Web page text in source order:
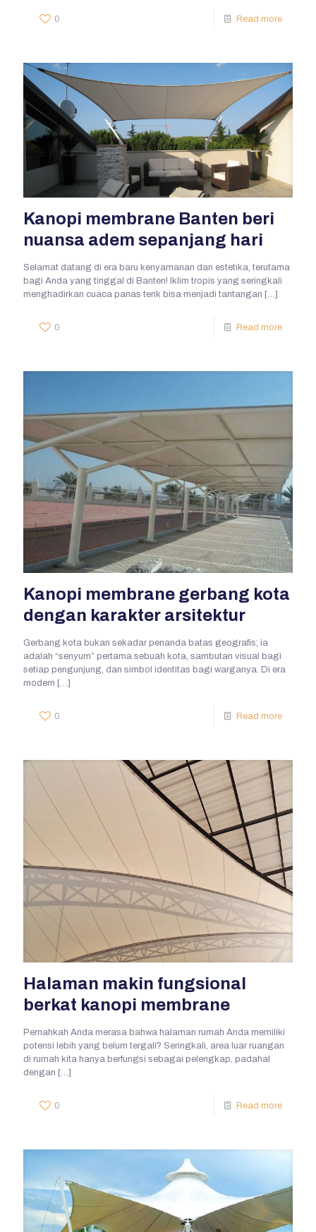
0 Read more
Kanopi membrane Banten beri
nuansa adem sepanjang hari
Selamat datang di era baru kenyamanan dan estetika, terutama
bagi Anda yang tinggal di Banten! Iklim tropis yang seringkali
menghadirkan cuaca panas terik bisa menjadi tantangan […]
0 Read more
Kanopi membrane gerbang kota
dengan karakter arsitektur
Gerbang kota bukan sekadar penanda batas geografis; ia
adalah “senyum” pertama sebuah kota, sambutan visual bagi
setiap pengunjung, dan simbol identitas bagi warganya. Di era
modern […]
0 Read more
Halaman makin fungsional
berkat kanopi membrane
Pernahkah Anda merasa bahwa halaman rumah Anda memiliki
potensi lebih yang belum tergali? Seringkali, area luar ruangan
di rumah kita hanya berfungsi sebagai pelengkap, padahal
dengan […]
0 Read more